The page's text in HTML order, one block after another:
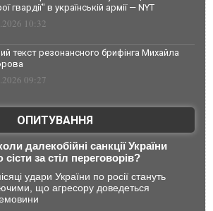
гвардії" в українській армії — NYT
10:32
текст резонансного брифінга Михайла
09:27
ОПИТУВАННЯ
далекобійні санкції України
за стіл переговорів?
удари України по росії стануть
що агресору доведеться